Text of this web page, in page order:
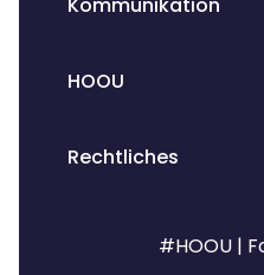
HOOU
Rechtliches
#HOOU |